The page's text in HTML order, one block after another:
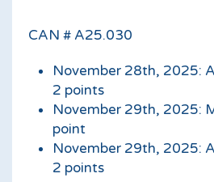
8:30 - 9:15 am
A wide view broadens
Prof. dr. E. Finnema
Power structures:
Prof. dr. A. J. Duits
1:30 - 1:45 pm
Registration
CAN # A25.030
November 28th, 2025:
2 points
November 29th, 2025:
point
November 29th, 2025:
2 points